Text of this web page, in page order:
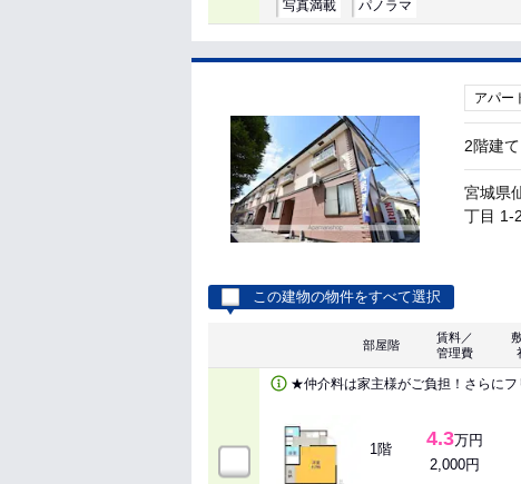
写真満載 パノラマ
アパー
2階建て
宮城県
丁目 1-
この建物の物件をすべて選択
部屋階
賃料／
管理費
★仲介料は家主様がご負担！さらに
1階 4.3万円
2,000円